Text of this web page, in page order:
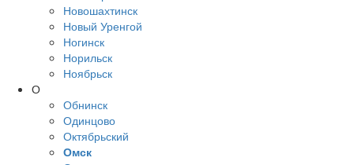
Новошахтинск
Новый Уренгой
Ногинск
Норильск
Ноябрьск
О
Обнинск
Одинцово
Октябрьский
Омск